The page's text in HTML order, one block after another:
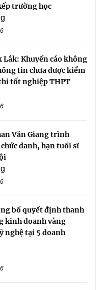
trường học
Lắk: Khuyến cáo không
tin chưa được kiểm
tốt nghiệp THPT
Văn Giang trình
chức danh, hạn tuổi sĩ
bố quyết định thanh
kinh doanh vàng
nghệ tại 5 doanh